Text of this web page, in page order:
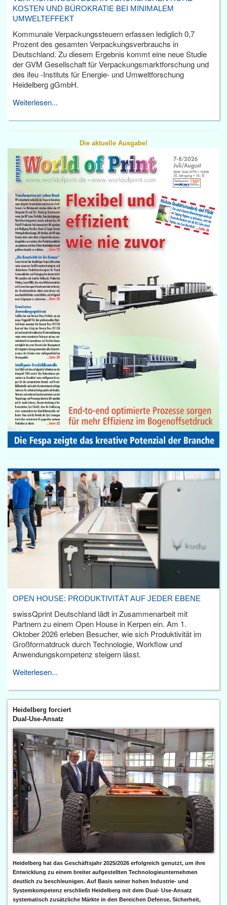
KOSTEN UND BÜROKRATIE BEI MINIMALEM
UMWELTEFFEKT
Kommunale Verpackungssteuern erfassen lediglich 0,7
Prozent des gesamten Verpackungsverbrauchs in
Deutschland. Zu diesem Ergebnis kommt eine neue Studie
der GVM Gesellschaft für Verpackungsmarktforschung und
des ifeu -Instituts für Energie- und Umweltforschung
Heidelberg gGmbH.
Weiterlesen...
Die aktuelle Ausgabe!
OPEN HOUSE: PRODUKTIVITÄT AUF JEDER EBENE
swissQprint Deutschland lädt in Zusammenarbeit mit
Partnern zu einem Open House in Kerpen ein. Am 1.
Oktober 2026 erleben Besucher, wie sich Produktivität im
Großformatdruck durch Technologie, Workflow und
Anwendungskompetenz steigern lässt.
Weiterlesen...
Heidelberg forciert
Dual-Use-Ansatz
Heidelberg hat das Geschäftsjahr 2025/2026 erfolgreich genutzt, um ihre
Entwicklung zu einem breiter aufgestellten Technologieunternehmen
deutlich zu beschleunigen. Auf Basis seiner hohen Industrie- und
Systemkompetenz erschließt Heidelberg mit dem Dual- Use-Ansatz
systematisch zusätzliche Märkte in den Bereichen Defense, Sicherheit,